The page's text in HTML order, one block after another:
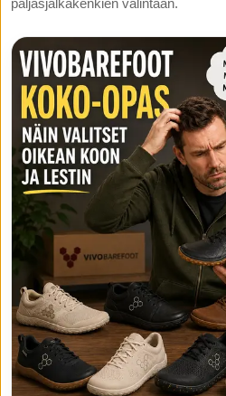
paljasjalkakenkien valintaan.